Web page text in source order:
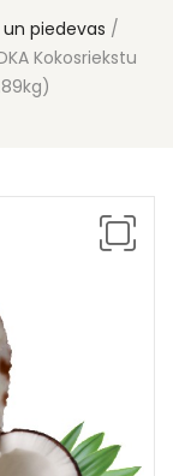
piedevas
Kokosriekstu